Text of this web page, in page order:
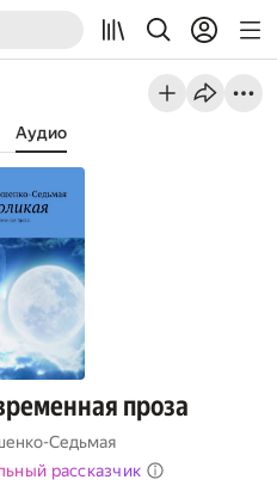
Аудио
проза
Седьмая
рассказчик